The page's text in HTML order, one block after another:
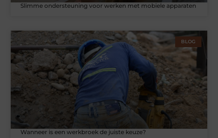
Slimme ondersteuning voor werken met mobiele apparaten
BLOG
Wanneer is een werkbroek de juiste keuze?